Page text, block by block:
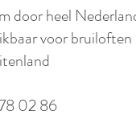
door heel
voor bruiloften
02 86